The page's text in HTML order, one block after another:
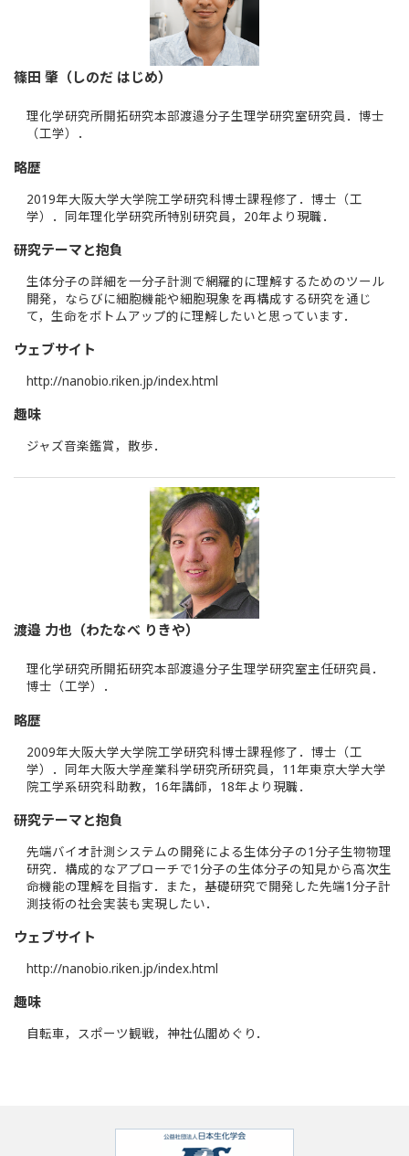
篠田 肇（しのだ はじめ）
理化学研究所開拓研究本部渡邉分子生理学研究室研究員．博士
（工学）．
略歴
2019年大阪大学大学院工学研究科博士課程修了．博士（工
学）．同年理化学研究所特別研究員，20年より現職．
研究テーマと抱負
生体分子の詳細を一分子計測で網羅的に理解するためのツール
開発，ならびに細胞機能や細胞現象を再構成する研究を通じ
て，生命をボトムアップ的に理解したいと思っています．
ウェブサイト
http://nanobio.riken.jp/index.html
趣味
ジャズ音楽鑑賞，散歩．
渡邉 力也（わたなべ りきや）
理化学研究所開拓研究本部渡邉分子生理学研究室主任研究員．
博士（工学）．
略歴
2009年大阪大学大学院工学研究科博士課程修了．博士（工
学）．同年大阪大学産業科学研究所研究員，11年東京大学大学
院工学系研究科助教，16年講師，18年より現職．
研究テーマと抱負
先端バイオ計測システムの開発による生体分子の1分子生物物理
研究．構成的なアプローチで1分子の生体分子の知見から高次生
命機能の理解を目指す．また，基礎研究で開発した先端1分子計
測技術の社会実装も実現したい．
ウェブサイト
http://nanobio.riken.jp/index.html
趣味
自転車，スポーツ観戦，神社仏閣めぐり．